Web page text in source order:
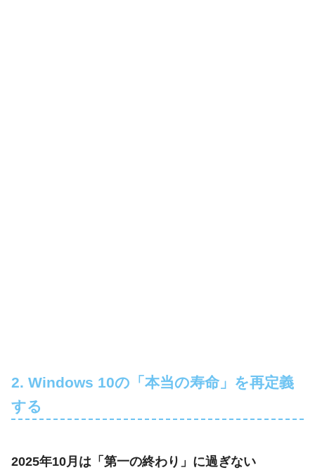
2. Windows 10の「本当の寿命」を再定義
する
2025年10月は「第一の終わり」に過ぎない